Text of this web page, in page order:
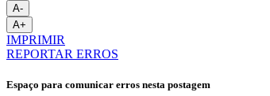
A-
A+
IMPRIMIR
REPORTAR ERROS
Espaço para comunicar erros nesta postagem